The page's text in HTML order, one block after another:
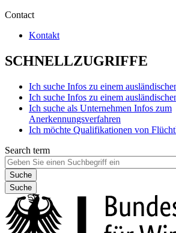
Contact
Kontakt
SCHNELLZUGRIFFE
Ich suche Infos zu einem
Ich suche Infos zu einem
Ich suche als Unternehmen Infos zum
Anerkennungsverfahren
Ich möchte Qualifikationen von
Search term
Suche